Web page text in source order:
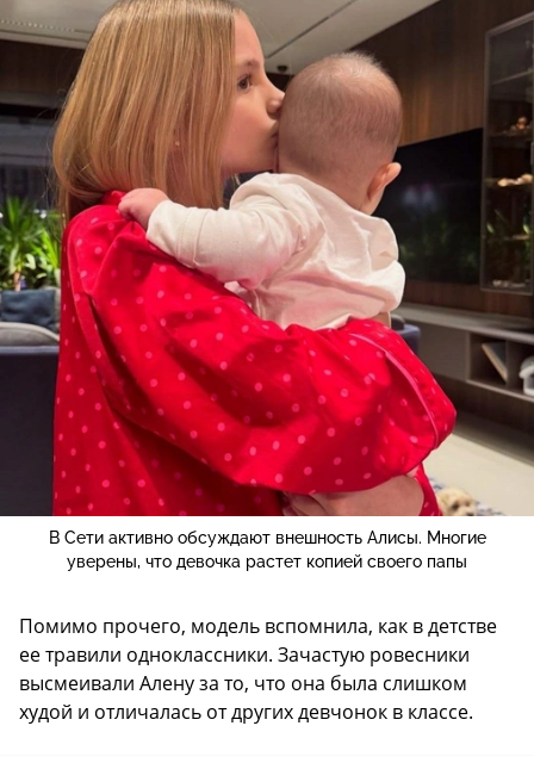
В Сети активно обсуждают внешность Алисы. Многие
уверены, что девочка растет копией своего папы
Помимо прочего, модель вспомнила, как в детстве
ее травили одноклассники. Зачастую ровесники
высмеивали Алену за то, что она была слишком
худой и отличалась от других девчонок в классе.